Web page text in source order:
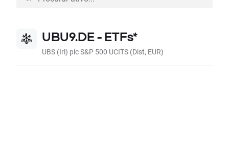
UBU9.DE - ETFs*
UBS (Irl) plc S&P 500 UCITS (Dist, EUR)